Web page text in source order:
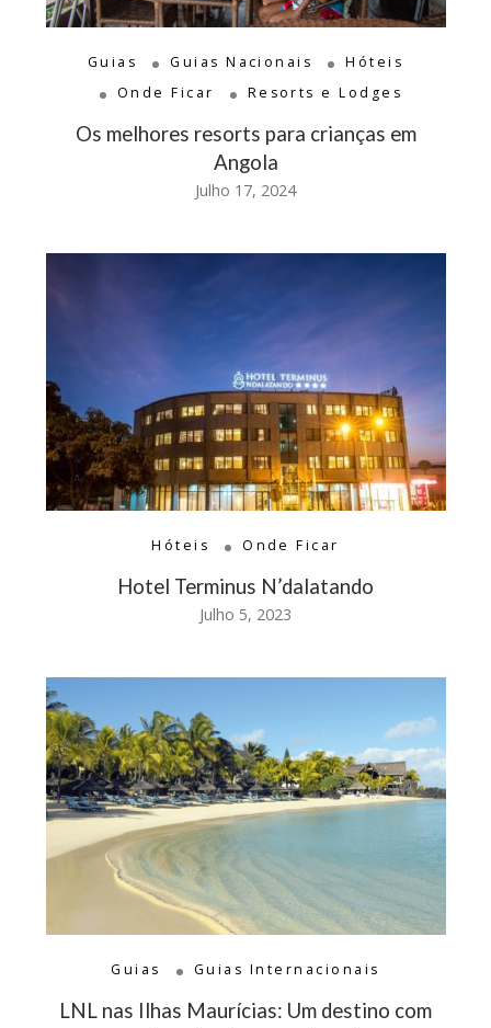
Guias Guias Nacionais
Hóteis
Onde Ficar
Resorts e Lodges
Os melhores resorts para crianças em
Angola
Julho 17, 2024
Hóteis Onde Ficar
Hotel Terminus N’dalatando
Julho 5, 2023
Guias Guias Internacionais
LNL nas Ilhas Maurícias: Um destino com